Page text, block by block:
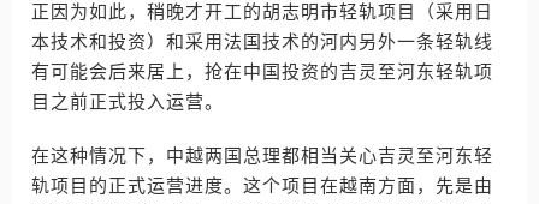
正因为如此，稍晚才开工的胡志明市轻轨项目（采用日
本技术和投资）和采用法国技术的河内另外一条轻轨线
有可能会后来居上，抢在中国投资的吉灵至河东轻轨项
目之前正式投入运营。
在这种情况下，中越两国总理都相当关心吉灵至河东轻
轨项目的正式运营进度。这个项目在越南方面，先是由